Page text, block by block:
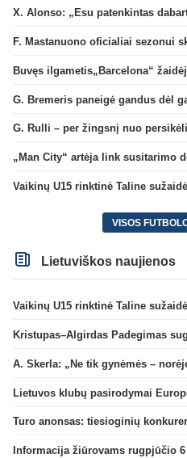
VISOS
Lietuviškos naujienos
A. Skerla: „Ne tik gynėmės –
Turo anonsas: tiesioginių
Informacija žiūrovams rugpjūčio